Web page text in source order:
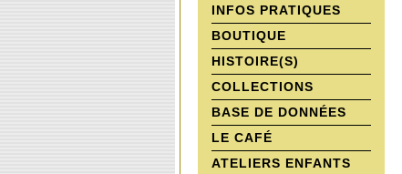
INFOS PRATIQUES
BOUTIQUE
HISTOIRE(S)
COLLECTIONS
BASE DE DONNÉES
LE CAFÉ
ATELIERS ENFANTS